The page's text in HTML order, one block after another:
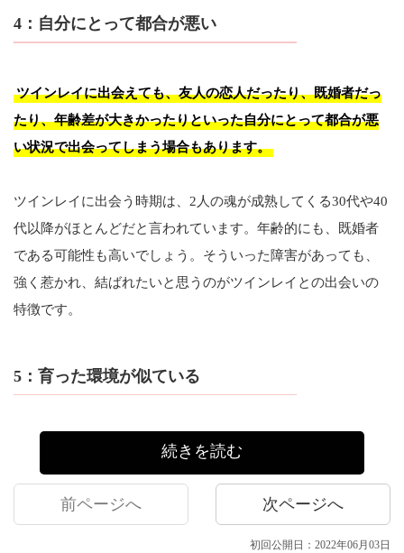
4：自分にとって都合が悪い
ツインレイに出会えても、友人の恋人だったり、既婚者だっ
たり、年齢差が大きかったりといった自分にとって都合が悪
い状況で出会ってしまう場合もあります。
ツインレイに出会う時期は、2人の魂が成熟してくる30代や40
代以降がほとんどだと言われています。年齢的にも、既婚者
である可能性も高いでしょう。そういった障害があっても、
強く惹かれ、結ばれたいと思うのがツインレイとの出会いの
特徴です。
5：育った環境が似ている
続きを読む
前ページへ 次ページへ
初回公開日：2022年06月03日